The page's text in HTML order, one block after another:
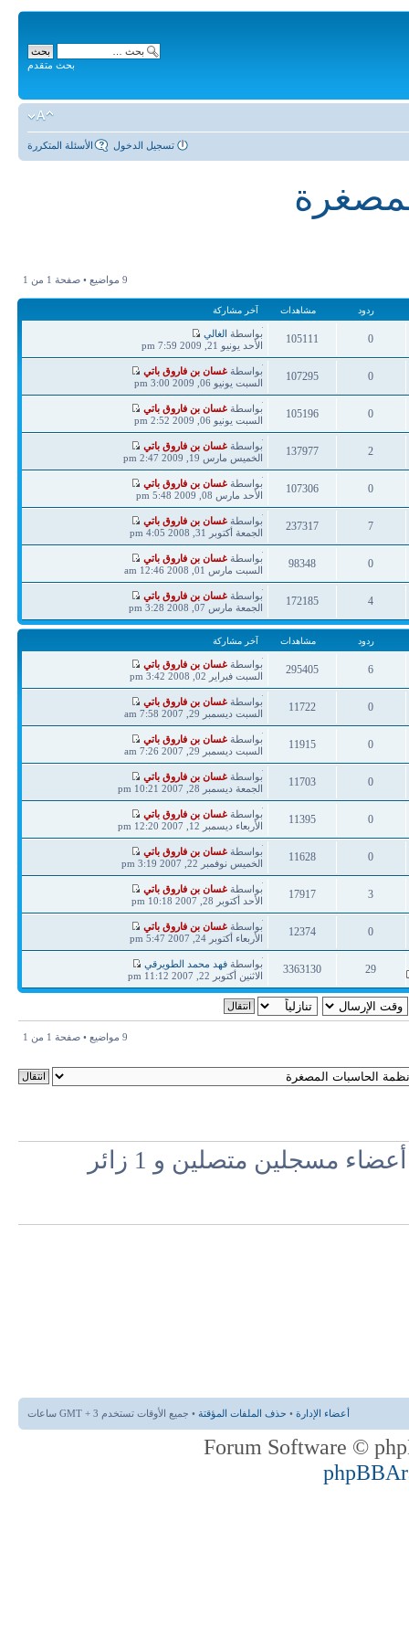
بحث متقدم
الأسئلة المتكررة تسجيل الدخول
9 مواضيع • صفحة 1 من 1
ردود مشاهدات آخر مشاركة
0
ردود
105111
مشاهدات
آخر
مشاركة
بواسطة الغالي
الأحد يونيو 21, 2009 7:59 pm
0
ردود
107295
مشاهدات
آخر
مشاركة
بواسطةغسان بن فاروق باتي
السبت يونيو 06, 2009 3:00 pm
0
ردود
105196
مشاهدات
آخر
مشاركة
بواسطةغسان بن فاروق باتي
السبت يونيو 06, 2009 2:52 pm
2
ردود
137977
مشاهدات
آخر
مشاركة
بواسطةغسان بن فاروق باتي
الخميس مارس 19, 2009 2:47 pm
0
ردود
107306
مشاهدات
آخر
مشاركة
بواسطةغسان بن فاروق باتي
الأحد مارس 08, 2009 5:48 pm
7
ردود
237317
مشاهدات
آخر
مشاركة
بواسطةغسان بن فاروق باتي
الجمعة أكتوبر 31, 2008 4:05 pm
0
ردود
98348
مشاهدات
آخر
مشاركة
بواسطةغسان بن فاروق باتي
السبت مارس 01, 2008 12:46 am
4
ردود
172185
مشاهدات
آخر
مشاركة
بواسطةغسان بن فاروق باتي
الجمعة مارس 07, 2008 3:28 pm
ردود مشاهدات آخر مشاركة
6
ردود
295405
مشاهدات
آخر
مشاركة
بواسطةغسان بن فاروق باتي
السبت فبراير 02, 2008 3:42 pm
0
ردود
11722
مشاهدات
آخر
مشاركة
بواسطةغسان بن فاروق باتي
السبت ديسمبر 29, 2007 7:58 am
0
ردود
11915
مشاهدات
آخر
مشاركة
بواسطةغسان بن فاروق باتي
السبت ديسمبر 29, 2007 7:26 am
0
ردود
11703
مشاهدات
آخر
مشاركة
بواسطةغسان بن فاروق باتي
الجمعة ديسمبر 28, 2007 10:21 pm
0
ردود
11395
مشاهدات
آخر
مشاركة
بواسطةغسان بن فاروق باتي
الأربعاء ديسمبر 12, 2007 12:20 pm
0
ردود
11628
مشاهدات
آخر
مشاركة
بواسطةغسان بن فاروق باتي
الخميس نوفمبر 22, 2007 3:19 pm
3
ردود
17917
مشاهدات
آخر
مشاركة
بواسطةغسان بن فاروق باتي
الأحد أكتوبر 28, 2007 10:18 pm
0
ردود
12374
مشاهدات
آخر
مشاركة
بواسطةغسان بن فاروق باتي
الأربعاء أكتوبر 24, 2007 5:47 pm
29
ردود
3363130
مشاهدات
آخر
مشاركة
بواسطةفهد محمد الطويرقي
الاثنين أكتوبر 22, 2007 11:12 pm
9 مواضيع • صفحة 1 من 1
مسجلين متصلين و 1 زائر
أعضاء الإدارة • حذف الملفات المؤقتة • جميع الأوقات تستخدم GMT + 3 ساعات